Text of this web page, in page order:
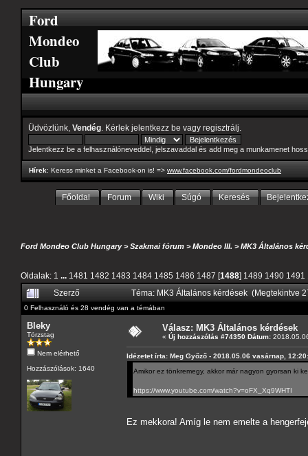
Ford
Mondeo
Club
Hungary
Üdvözlünk, Vendég . Kérlek jelentkezz be vagy regisztrálj
Jelentkezz be a felhasználóneveddel, jelszavaddal és add meg a munkamenet
Hírek: Keress minket a Facebook-on is! => www.facebook.com/fordmondeoclub
Főoldal Forum Wiki Súgó Keresés
Ford Mondeo Club Hungary>Szakmai fórum >Mondeo III. >MK3 Általános
Oldalak: 1 ... 1481 1482 1483 1484 1485 1486 1487 [1488] 1489 1490 1491
Szerző
Téma: MK3 Általános kérdések (Megtekintve
0 Felhasználó és 28 vendég van a témában
Bleky
Törzstag
Nem elérhető
Hozzászólások: 1640
Válasz: MK3 Általános kérdések
« Új hozzászólás #74350 Dátum:
Idézetet írta: Meg Győző - 2018.05.06 vasárnap,
Amikor ez tönkremegy, akkor már nagyon gyorsan ki
https://www.youtube.com/watch?v=oFX_Xq9WHTI
Ez mekkora! Amíg le nem emelte a